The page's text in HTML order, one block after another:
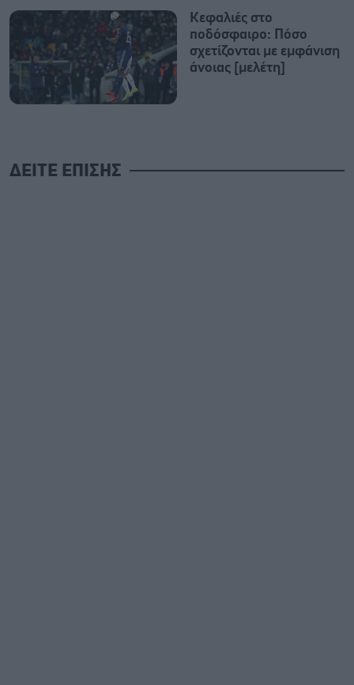
Κεφαλιές στο
ποδόσφαιρο: Πόσο
σχετίζονται με εμφάνιση
άνοιας [μελέτη]
ΔΕΙΤΕ ΕΠΙΣΗΣ